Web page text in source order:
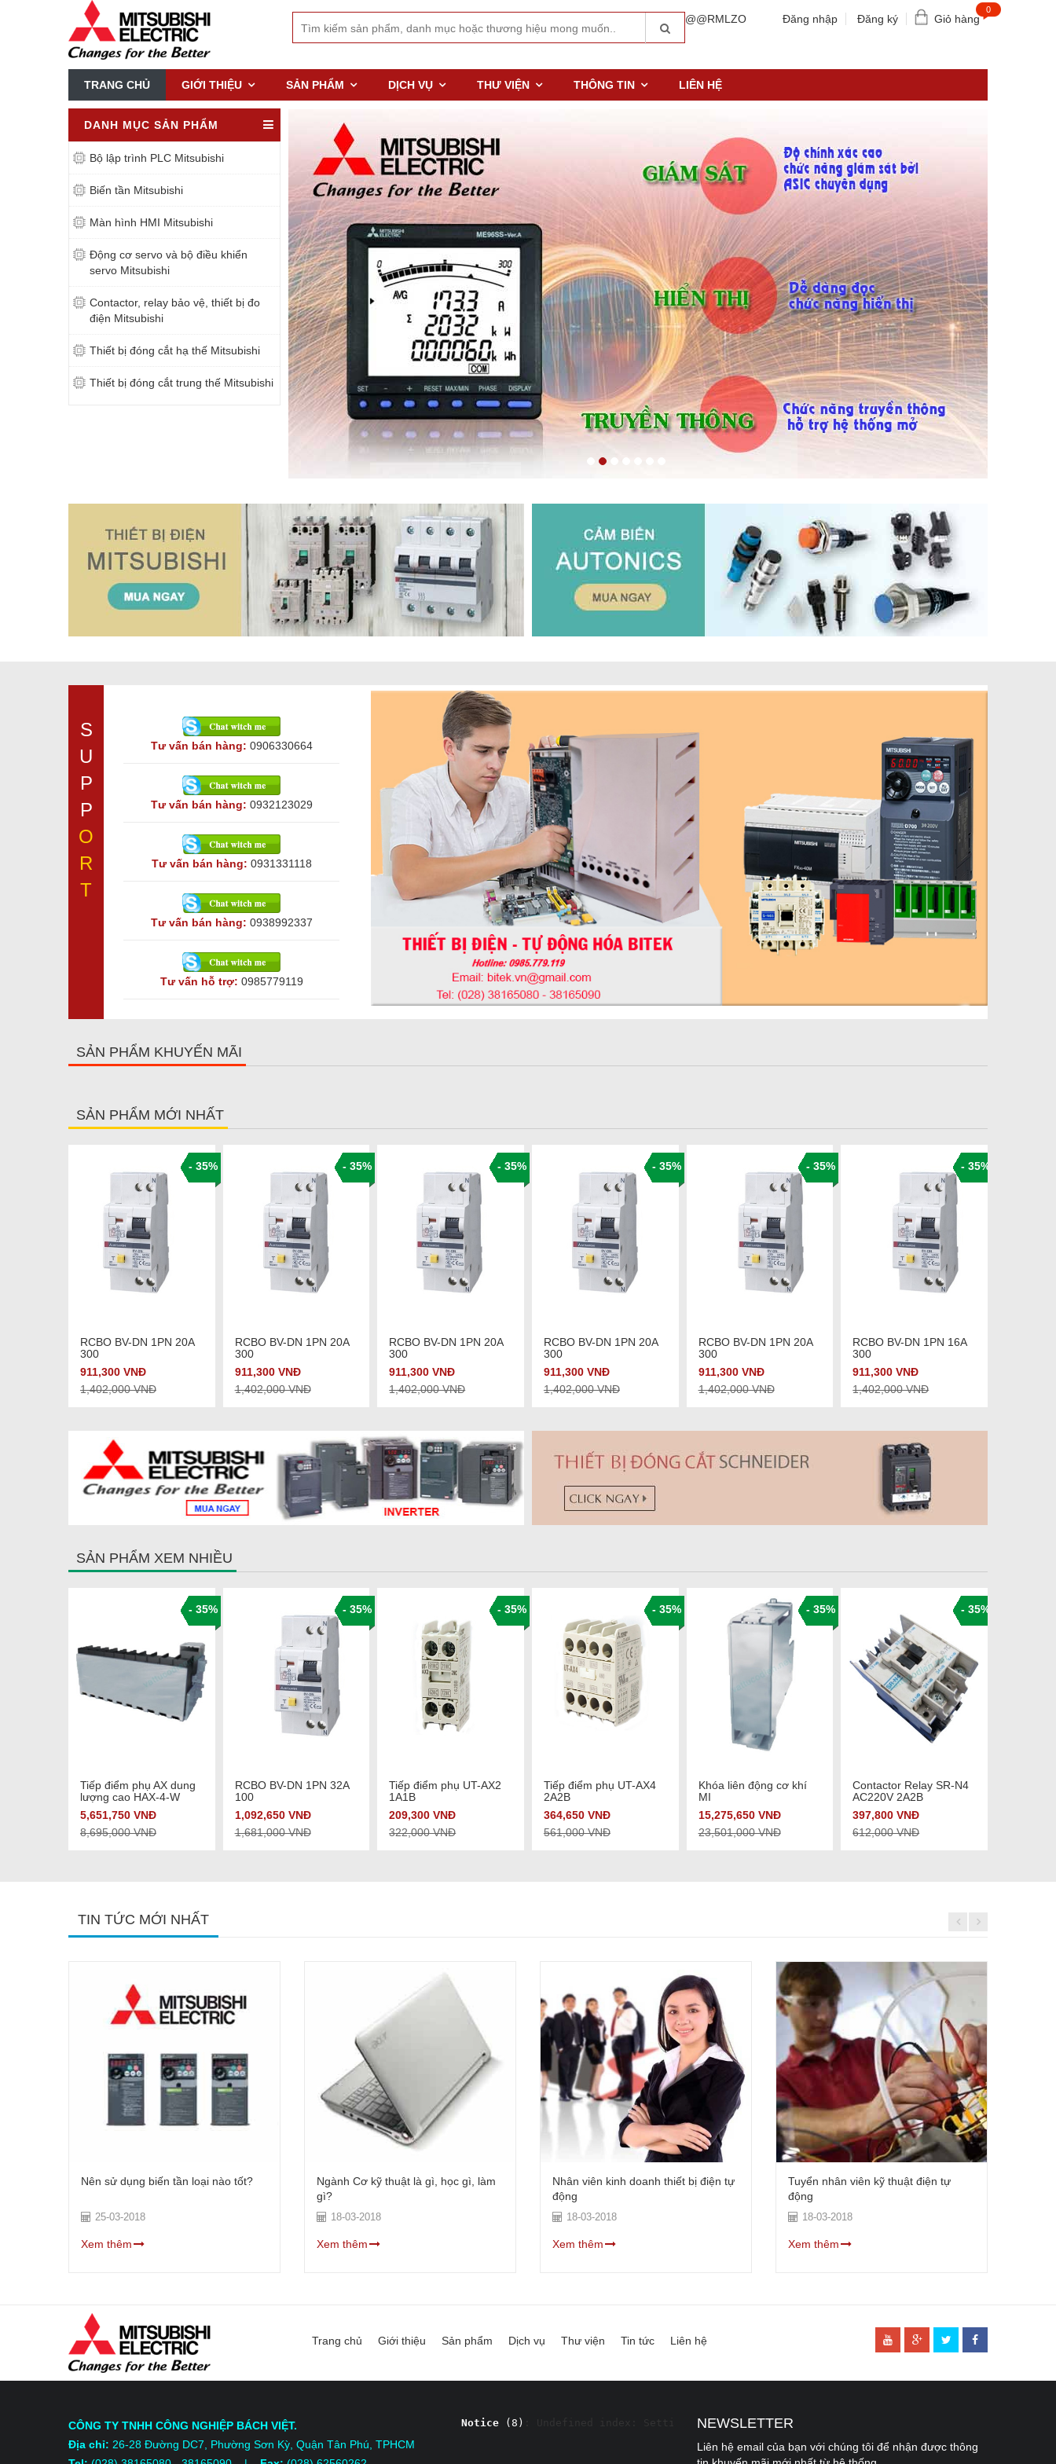
@@RMLZO Đăng nhập Đăng ký Giỏ hàng
0
TRANG CHỦ GIỚI THIỆU SẢN PHẨM DỊCH VỤ THƯ VIỆN THÔNG TIN LIÊN HỆ
DANH MỤC SẢN PHẨM
Bộ lập trình PLC Mitsubishi
Biến tần Mitsubishi
Màn hình HMI Mitsubishi
Động cơ servo và bộ điều khiển
servo Mitsubishi
Contactor, relay bảo vệ, thiết bị đo
điện Mitsubishi
Thiết bị đóng cắt hạ thế Mitsubishi
Thiết bị đóng cắt trung thế Mitsubishi
S
U
P
P
O
R
T
Tư vấn bán hàng: 0906330664
Tư vấn bán hàng: 0932123029
Tư vấn bán hàng: 0931331118
Tư vấn bán hàng: 0938992337
Tư vấn hỗ trợ: 0985779119
SẢN PHẨM KHUYẾN MÃI
SẢN PHẨM MỚI NHẤT
RCBO BV-DN 1PN 20A
300
911,300 VNĐ
1,402,000 VNĐ
- 35%
RCBO BV-DN 1PN 20A
300
911,300 VNĐ
1,402,000 VNĐ
- 35%
RCBO BV-DN 1PN 20A
300
911,300 VNĐ
1,402,000 VNĐ
- 35%
RCBO BV-DN 1PN 20A
300
911,300 VNĐ
1,402,000 VNĐ
- 35%
RCBO BV-DN 1PN 20A
300
911,300 VNĐ
1,402,000 VNĐ
- 35%
RCBO BV-DN 1PN 16A
300
911,300 VNĐ
1,402,000 VNĐ
- 35%
SẢN PHẨM XEM NHIỀU
Tiếp điểm phụ AX dung
lượng cao HAX-4-W
5,651,750 VNĐ
8,695,000 VNĐ
- 35%
RCBO BV-DN 1PN 32A
100
1,092,650 VNĐ
1,681,000 VNĐ
- 35%
Tiếp điểm phụ UT-AX2
1A1B
209,300 VNĐ
322,000 VNĐ
- 35%
Tiếp điểm phụ UT-AX4
2A2B
364,650 VNĐ
561,000 VNĐ
- 35%
Khóa liên động cơ khí
MI
15,275,650 VNĐ
23,501,000 VNĐ
- 35%
Contactor Relay SR-N4
AC220V 2A2B
397,800 VNĐ
612,000 VNĐ
- 35%
TIN TỨC MỚI NHẤT
Nên sử dụng biến tần loại nào tốt?
25-03-2018
Xem thêm
Ngành Cơ kỹ thuật là gì, học gì, làm
gì?
18-03-2018
Xem thêm
Nhân viên kinh doanh thiết bị điện tự
động
18-03-2018
Xem thêm
Tuyển nhân viên kỹ thuật điện tự
động
18-03-2018
Xem thêm
Trang chủ Giới thiệu Sản phẩm Dịch vụ Thư viện Tin tức Liên hệ
CÔNG TY TNHH CÔNG NGHIỆP BÁCH VIỆT.
Địa chỉ: 26-28 Đường DC7, Phường Sơn Kỳ, Quận Tân Phú, TPHCM
Notice (8) : Undefined index: Settings [ APP\View\Themed\Cms\Elements\footer.ctp
NEWSLETTER
Liên hệ email của bạn với chúng tôi để nhận được thông